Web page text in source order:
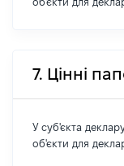
7. Цінні
У суб'єкта
об'єкти для